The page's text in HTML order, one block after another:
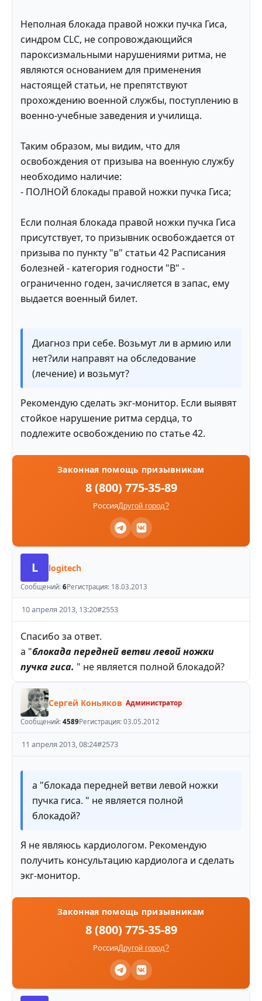
Неполная блокада правой ножки пучка Гиса,
синдром CLC, не сопровождающийся
пароксизмальными нарушениями ритма, не
являются основанием для применения
настоящей статьи, не препятствуют
прохождению военной службы, поступлению в
военно-учебные заведения и училища.
Таким образом, мы видим, что для
освобождения от призыва на военную службу
необходимо наличие:
- ПОЛНОЙ блокады правой ножки пучка Гиса;
Если полная блокада правой ножки пучка Гиса
присутствует, то призывник освобождается от
призыва по пункту "в" статьи 42 Расписания
болезней - категория годности "В" -
ограниченно годен, зачисляется в запас, ему
выдается военный билет.
Диагноз при себе. Возьмут ли в армию или
нет?или направят на обследование
(лечение) и возьмут?
Рекомендую сделать экг-монитор. Если выявят
стойкое нарушение ритма сердца, то
подлежите освобождению по статье 42.
Законная помощь призывникам
8 (800) 775-35-89
РоссияДругой город?
L logitech
Сообщений: 6Регистрация: 18.03.2013
10 апреля 2013, 13:20#2553
Спасибо за ответ.
а "блокада передней ветви левой ножки
пучка гиса. " не является полной блокадой?
Сергей Коньяков Администратор
Сообщений: 4589Регистрация: 03.05.2012
11 апреля 2013, 08:24#2573
а "блокада передней ветви левой ножки
пучка гиса. " не является полной
блокадой?
Я не являюсь кардиологом. Рекомендую
получить консультацию кардиолога и сделать
экг-монитор.
Законная помощь призывникам
8 (800) 775-35-89
РоссияДругой город?